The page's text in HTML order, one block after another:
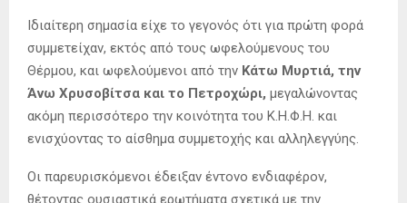
Ιδιαίτερη σημασία είχε το γεγονός ότι για πρώτη φορά
συμμετείχαν, εκτός από τους ωφελούμενους του
Θέρμου, και ωφελούμενοι από την Κάτω Μυρτιά, την
Άνω Χρυσοβίτσα και το Πετροχώρι, μεγαλώνοντας
ακόμη περισσότερο την κοινότητα του Κ.Η.Φ.Η. και
ενισχύοντας το αίσθημα συμμετοχής και αλληλεγγύης.
Οι παρευρισκόμενοι έδειξαν έντονο ενδιαφέρον,
θέτοντας ουσιαστικά ερωτήματα σχετικά με την